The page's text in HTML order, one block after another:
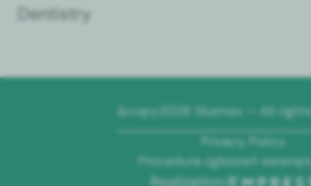
Den­tistry
&copy2026 Skamex — All
Pri­va­cy Pol­i­cy
Pro­ce­du­ra zgłoszeń